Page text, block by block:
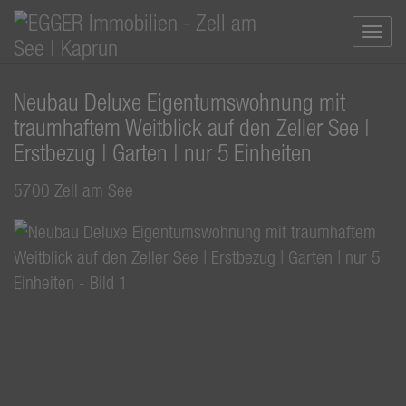
Neubau Deluxe Eigentumswohnung mit
traumhaftem Weitblick auf den Zeller See |
Erstbezug | Garten | nur 5 Einheiten
5700 Zell am See